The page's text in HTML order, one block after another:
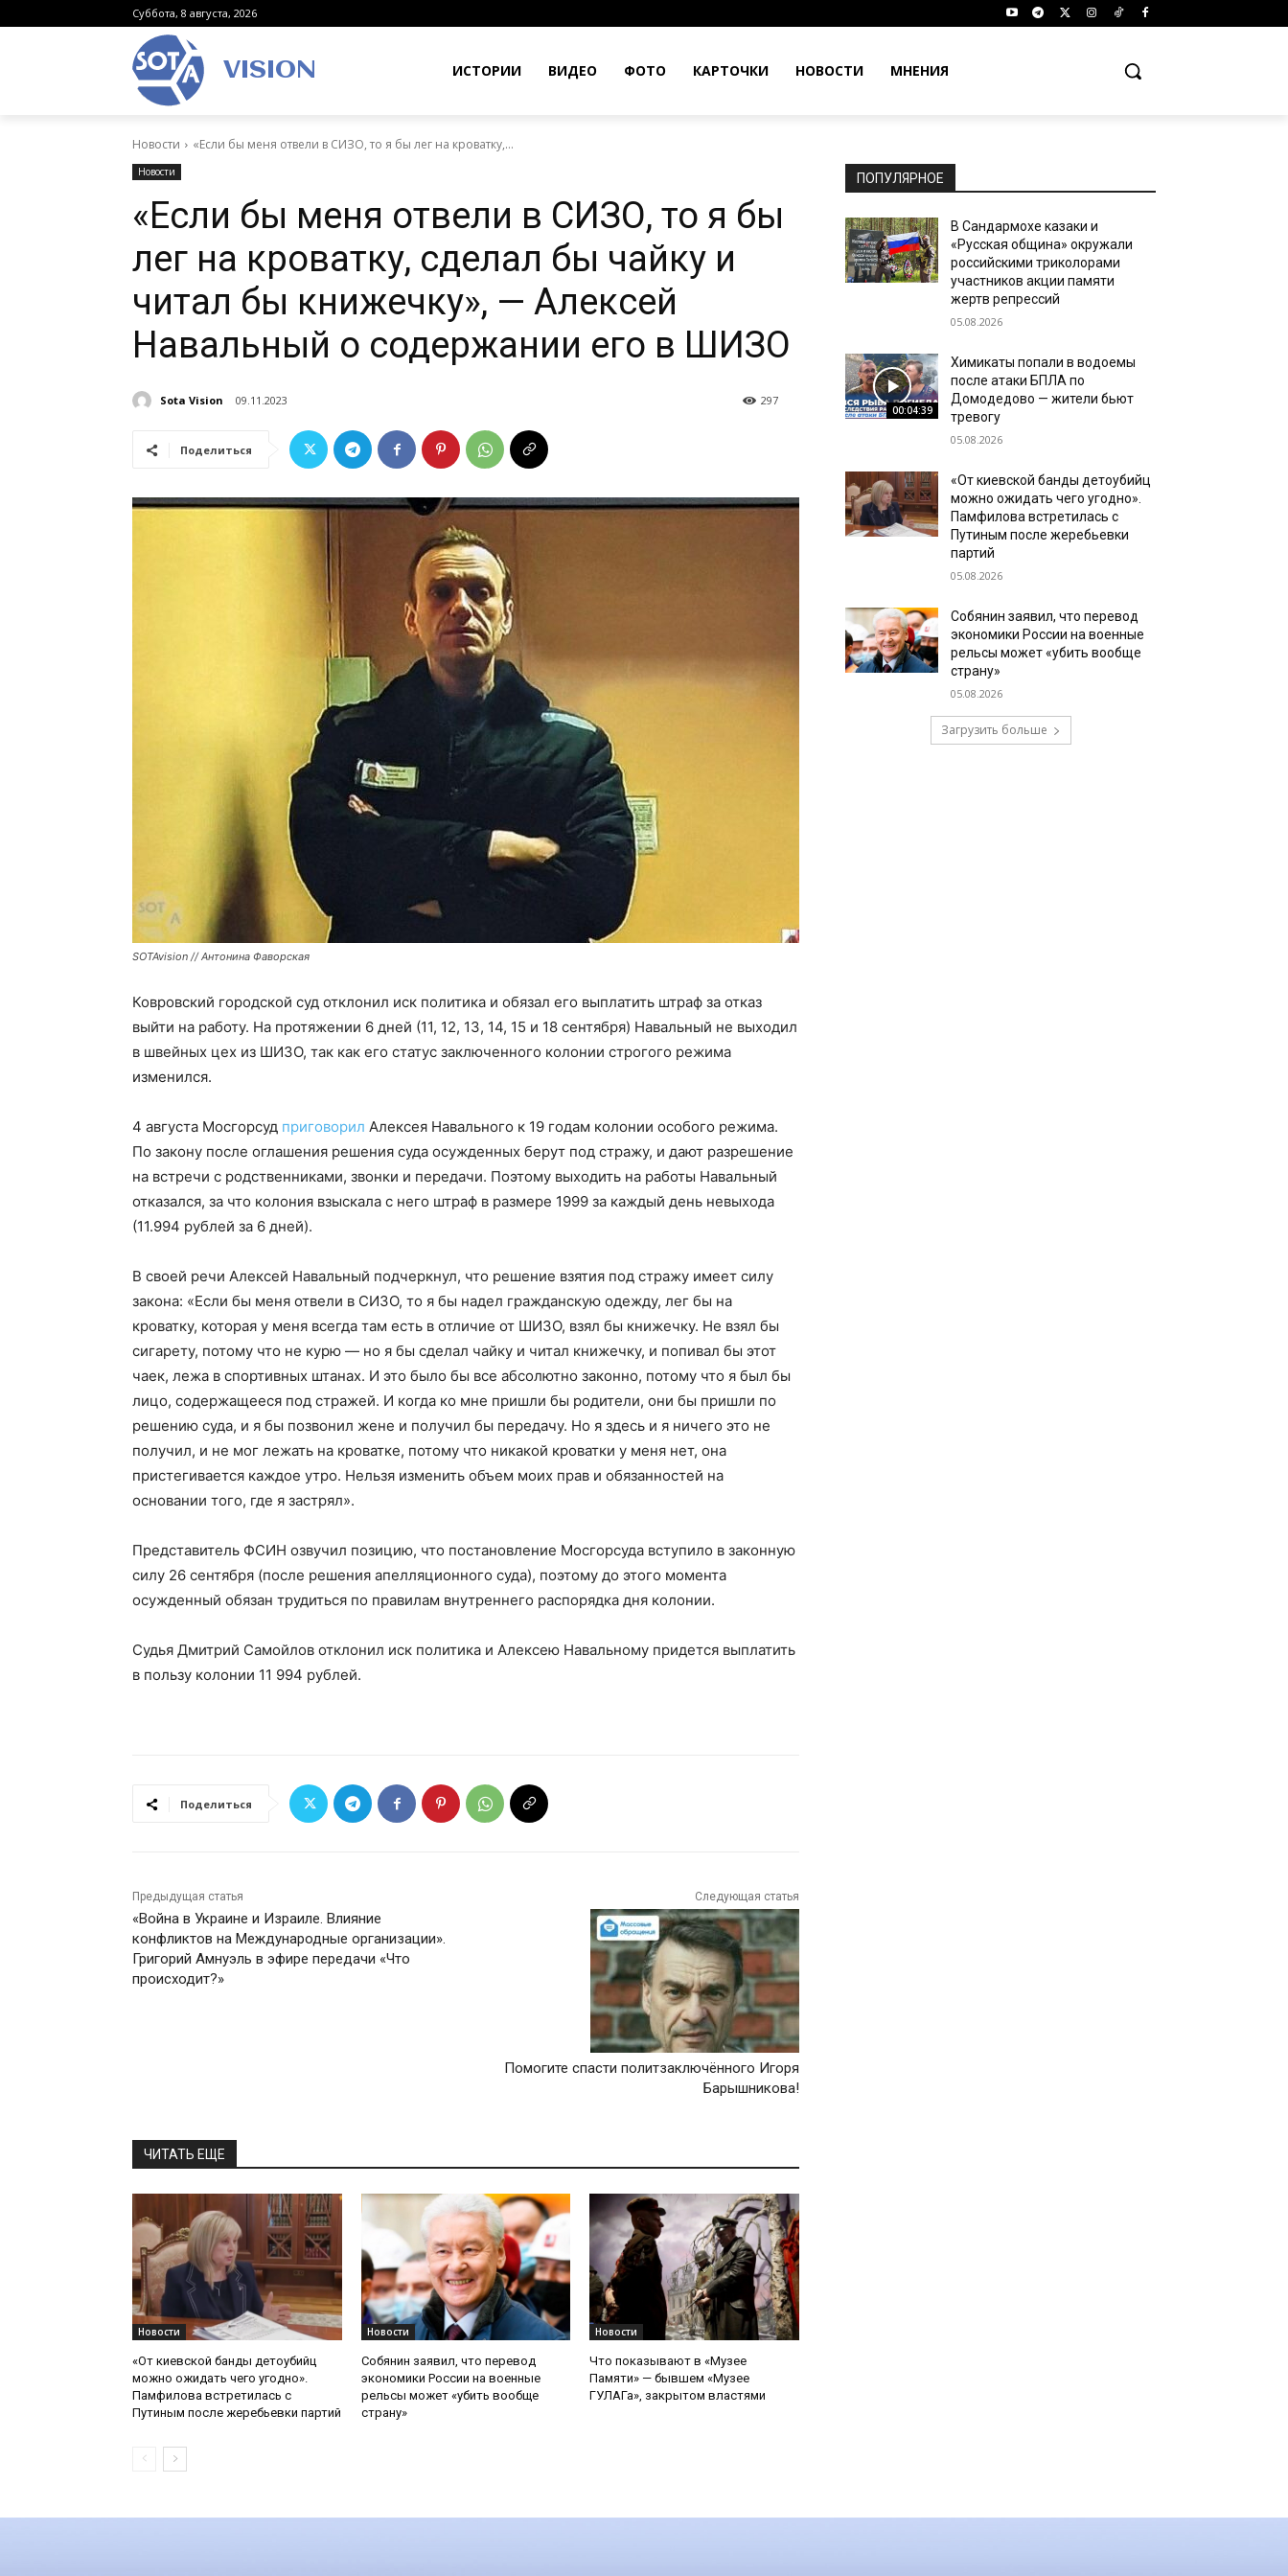
Суббота, 8 августа, 2026
VISION ИСТОРИИ ВИДЕО ФОТО КАРТОЧКИ НОВОСТИ МНЕНИЯ
Новости «Если бы меня отвели в СИЗО, то я бы лег на кроватку,...
Новости
«Если бы меня отвели в СИЗО, то я бы
лег на кроватку, сделал бы чайку и
читал бы книжечку», — Алексей
Навальный о содержании его в ШИЗО
Sota Vision 09.11.2023 297
Поделиться
SOTAvision // Антонина Фаворская
Ковровский городской суд отклонил иск политика и обязал его выплатить штраф за отказ
выйти на работу. На протяжении 6 дней (11, 12, 13, 14, 15 и 18 сентября) Навальный не выходил
в швейных цех из ШИЗО, так как его статус заключенного колонии строгого режима
изменился.
4 августа Мосгорсуд приговорил Алексея Навального к 19 годам колонии особого режима.
По закону после оглашения решения суда осужденных берут под стражу, и дают разрешение
на встречи с родственниками, звонки и передачи. Поэтому выходить на работы Навальный
отказался, за что колония взыскала с него штраф в размере 1999 за каждый день невыхода
(11.994 рублей за 6 дней).
В своей речи Алексей Навальный подчеркнул, что решение взятия под стражу имеет силу
закона: «Если бы меня отвели в СИЗО, то я бы надел гражданскую одежду, лег бы на
кроватку, которая у меня всегда там есть в отличие от ШИЗО, взял бы книжечку. Не взял бы
сигарету, потому что не курю — но я бы сделал чайку и читал книжечку, и попивал бы этот
чаек, лежа в спортивных штанах. И это было бы все абсолютно законно, потому что я был бы
лицо, содержащееся под стражей. И когда ко мне пришли бы родители, они бы пришли по
решению суда, и я бы позвонил жене и получил бы передачу. Но я здесь и я ничего это не
получил, и не мог лежать на кроватке, потому что никакой кроватки у меня нет, она
пристегивается каждое утро. Нельзя изменить объем моих прав и обязанностей на
основании того, где я застрял».
Представитель ФСИН озвучил позицию, что постановление Мосгорсуда вступило в законную
силу 26 сентября (после решения апелляционного суда), поэтому до этого момента
осужденный обязан трудиться по правилам внутреннего распорядка дня колонии.
Судья Дмитрий Самойлов отклонил иск политика и Алексею Навальному придется выплатить
в пользу колонии 11 994 рублей.
Поделиться
Предыдущая статья
«Война в Украине и Израиле. Влияние
конфликтов на Международные организации».
Григорий Амнуэль в эфире передачи «Что
происходит?»
Следующая статья
Помогите спасти политзаключённого Игоря
Барышникова!
ЧИТАТЬ ЕЩЕ
Новости
«От киевской банды детоубийц
можно ожидать чего угодно».
Памфилова встретилась с
Путиным после жеребьевки партий
Новости
Собянин заявил, что перевод
экономики России на военные
рельсы может «убить вообще
страну»
Новости
Что показывают в «Музее
Памяти» — бывшем «Музее
ГУЛАГа», закрытом властями
ПОПУЛЯРНОЕ
В Сандармохе казаки и
«Русская община» окружали
российскими триколорами
участников акции памяти
жертв репрессий
05.08.2026
00:04:39
Химикаты попали в водоемы
после атаки БПЛА по
Домодедово — жители бьют
тревогу
05.08.2026
«От киевской банды детоубийц
можно ожидать чего угодно».
Памфилова встретилась с
Путиным после жеребьевки
партий
05.08.2026
Собянин заявил, что перевод
экономики России на военные
рельсы может «убить вообще
страну»
05.08.2026
Загрузить больше